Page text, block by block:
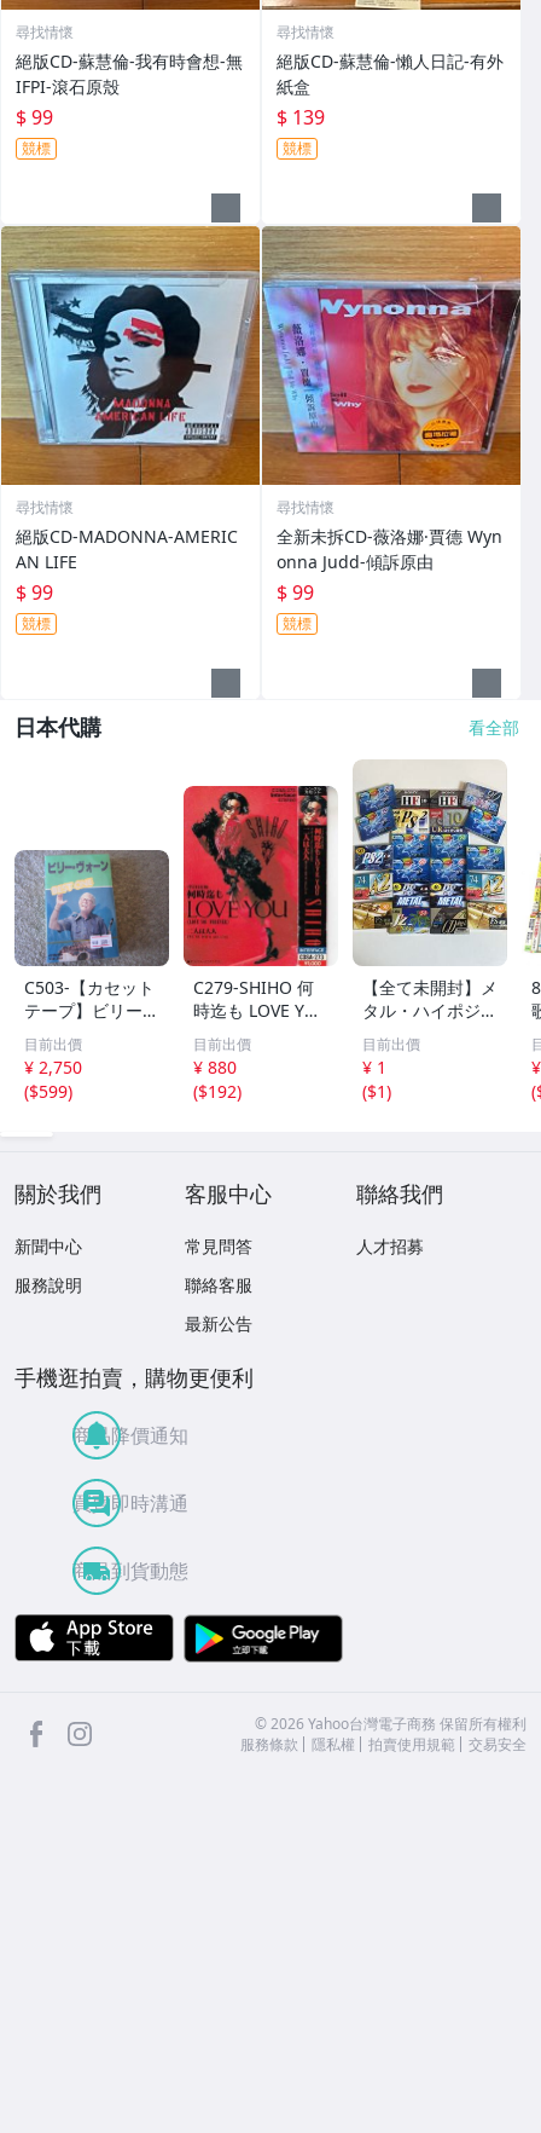
尋找情懷
絕版CD-蘇慧倫-我有時會想-無
IFPI-滾石原殼
$ 99
競標
尋找情懷
絕版CD-蘇慧倫-懶人日記-有外
紙盒
$ 139
競標
尋找情懷
絕版CD-MADONNA-AMERIC
AN LIFE
$ 99
競標
尋找情懷
全新未拆CD-薇洛娜·賈德 Wyn
onna Judd-傾訴原由
$ 99
競標
日本代購 看全部
C503-【カセット
テープ】ビリー・
ヴォーン ベス
ト BEST ONE
全２０曲
目前出價
¥ 2,750
($599)
C279-SHIHO 何
時迄も LOVE YO
U ※歌詞アリ
目前出價
¥ 880
($192)
【全て未開封】メ
タル・ハイポジ中
心 カセットテー
プ大量まとめ 約
1.7kg AXIA TDK
SONY maxell 生
目前出價
¥ 1
($1)
(
關於我們
新聞中心
服務說明
客服中心
常見問答
聯絡客服
最新公告
聯絡我們
人才招募
手機逛拍賣，購物更便利
商品降價通知
買賣即時溝通
商品到貨動態
APP Store
facebook ©2026 Yahoo台灣電子商務 保留所有權利
服務條款
隱私權 拍賣使用規範 交易安全